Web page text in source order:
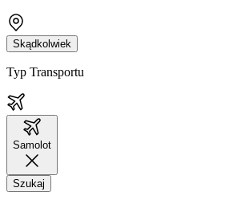
Skądkolwiek
Typ Transportu
Samolot
Szukaj